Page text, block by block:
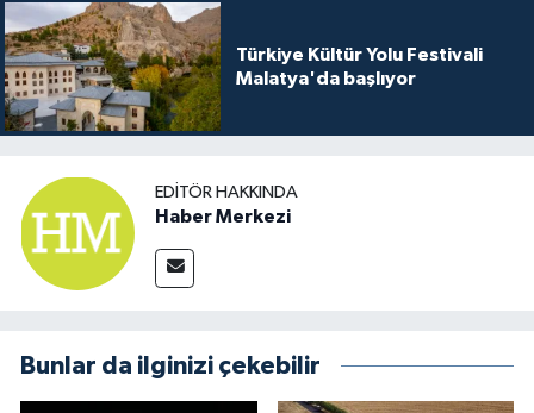
Türkiye Kültür Yolu Festivali
Malatya'da başlıyor
EDITÖR HAKKINDA
Haber Merkezi
Bunlar da ilginizi çekebilir